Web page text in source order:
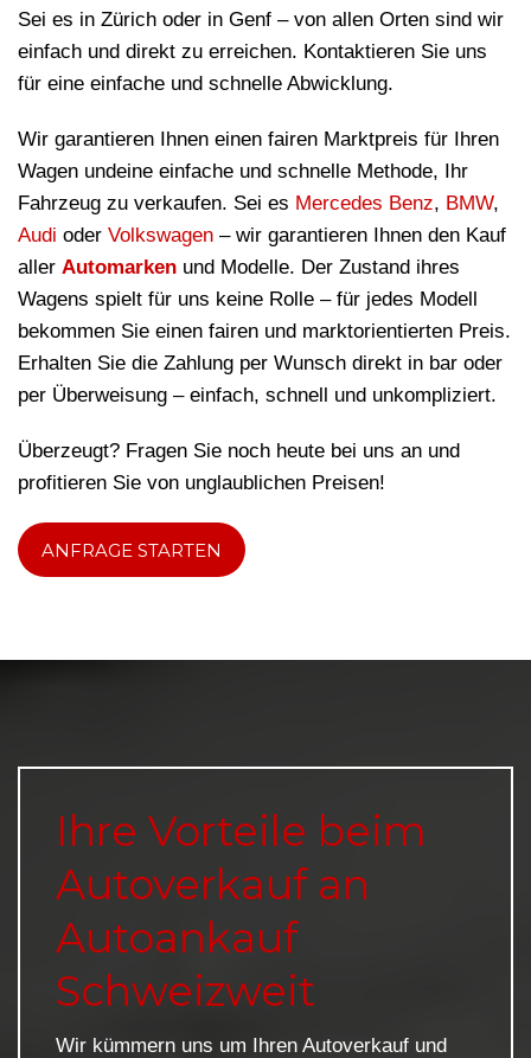
Sei es in Zürich oder in Genf – von allen Orten sind wir
einfach und direkt zu erreichen. Kontaktieren Sie uns
für eine einfache und schnelle Abwicklung.
Wir garantieren Ihnen einen fairen Marktpreis für Ihren
Wagen undeine einfache und schnelle Methode, Ihr
Fahrzeug zu verkaufen. Sei es Mercedes Benz, BMW,
Audi oder Volkswagen – wir garantieren Ihnen den Kauf
aller Automarken und Modelle. Der Zustand ihres
Wagens spielt für uns keine Rolle – für jedes Modell
bekommen Sie einen fairen und marktorientierten Preis.
Erhalten Sie die Zahlung per Wunsch direkt in bar oder
per Überweisung – einfach, schnell und unkompliziert.
Überzeugt? Fragen Sie noch heute bei uns an und
profitieren Sie von unglaublichen Preisen!
ANFRAGE STARTEN
Ihre Vorteile beim
Autoverkauf an
Autoankauf
Schweizweit
Wir kümmern uns um Ihren Autoverkauf und